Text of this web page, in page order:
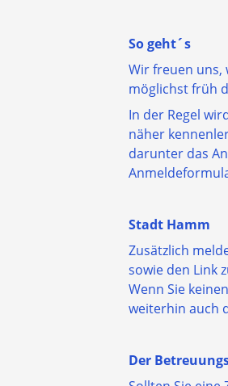
So geht´s
Wir freuen uns,
möglichst früh
In der Regel
näher
darunter das
Stadt Hamm
Zusätzlich
sowie den Link
Wenn Sie
weiterhin auch
Der